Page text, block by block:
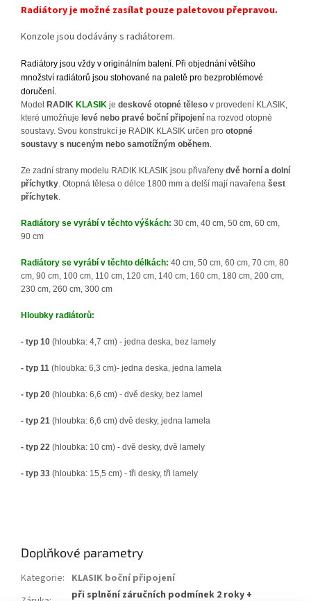
Radiátory je možné zasílat pouze paletovou přepravou.
Konzole jsou dodávány s radiátorem.
Radiátory jsou vždy v originálním balení. Při objednání většího
množství radiátorů jsou stohované na paletě pro bezproblémové
doručení.
Model
RADIK KLASIK je deskové otopné těleso v provedení KLASIK,
které umožňuje levé nebo pravé boční připojení na rozvod otopné
soustavy. Svou konstrukcí je RADIK KLASIK určen pro otopné
soustavy s nuceným nebo samotížným oběhem.
Ze zadní strany modelu RADIK KLASIK jsou přivařeny dvě horní a dolní
příchytky. Otopná tělesa o délce 1800 mm a delší mají navařena šest
příchytek.
Radiátory se vyrábí v těchto výškách: 30 cm, 40 cm, 50 cm, 60 cm,
90 cm
Radiátory se vyrábí v těchto délkách: 40 cm, 50 cm, 60 cm, 70 cm, 80
cm, 90 cm, 100 cm, 110 cm, 120 cm, 140 cm, 160 cm, 180 cm, 200 cm,
230 cm, 260 cm, 300 cm
Hloubky radiátorů:
- typ 10 (hloubka: 4,7 cm) - jedna deska, bez lamely
- typ 11 (hloubka: 6,3 cm)- jedna deska, jedna lamela
- typ 20 (hloubka: 6,6 cm) - dvě desky, bez lamel
- typ 21 (hloubka: 6,6 cm) dvě desky, jedna lamela
- typ 22 (hloubka: 10 cm) - dvě desky, dvě lamely
- typ 33 (hloubka: 15,5 cm) - tři desky, tři lamely
Doplňkové parametry
Kategorie: KLASIK boční připojení
při splnění záručních podmínek 2 roky +